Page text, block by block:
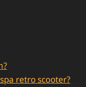
retro scooter?